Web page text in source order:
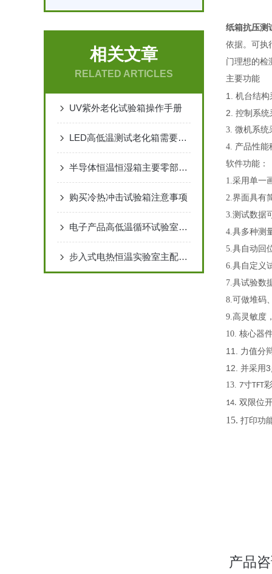
相关文章
RELATED ARTICLES
UV紫外老化试验箱操作手册
LED高低温测试老化箱需要有规律的检查
半导体恒温恒湿箱主要零部件检测指导，消声器，高低压力开关，气液。
购买冷热冲击试验箱注意事项
电子产品高低温循环试验室特点介绍
步入式电热恒温实验室主配件压缩机保养四大要素
纸箱抗压测
依据。可执
门理想的检
主要功能
1. 机台结构
2. 控制系
3. 微机系统
4. 产品性能
软件功能：
1.采用单一
2.界面具有
3.测试数据
4.具多种测
5.具自动回
6.具自定义
7.具试验数
8.可做堆码
9.高灵敏度
10. 核心器
11. 力值分
12. 并采用
13. 7寸TFT
14. 双限位
15. 打印功
产品